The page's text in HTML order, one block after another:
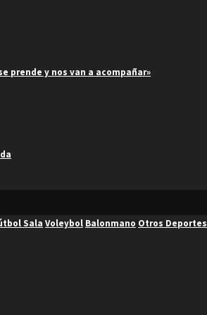
prende y nos van a acompañar»
Sala Voleybol Balonmano Otros Deportes